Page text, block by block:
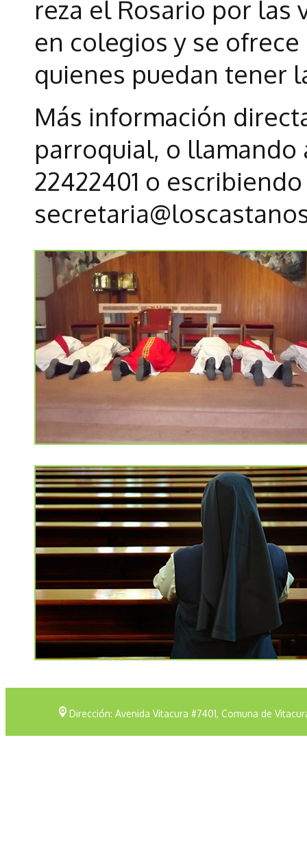
reza el Rosario por las
en colegios y se
quienes puedan tener
Más información
parroquial, o llamando
22422401 o
Dirección: Avenida Vitacura #7401, Comuna de